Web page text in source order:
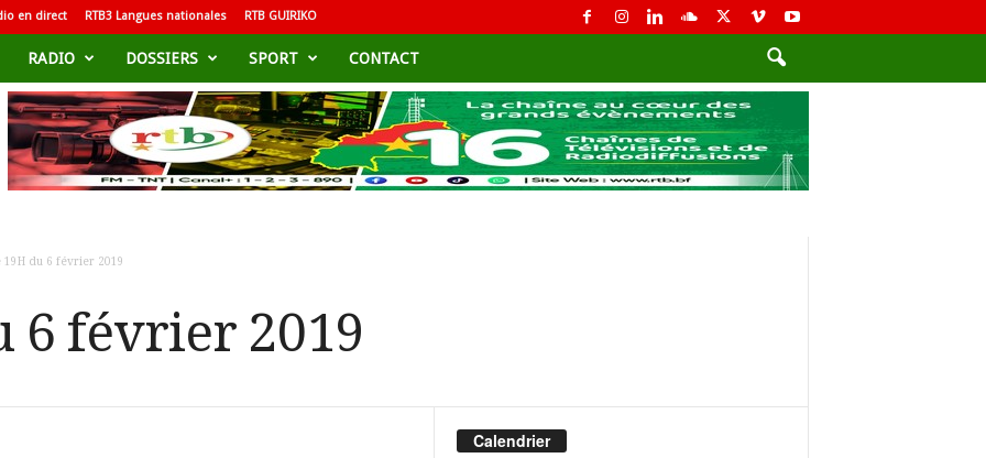
en direct RTB3 Langues nationales RTB GUIRIKO
RADIO DOSSIERS SPORT CONTACT
19H du 6 février 2019
6 février 2019
Calendrier